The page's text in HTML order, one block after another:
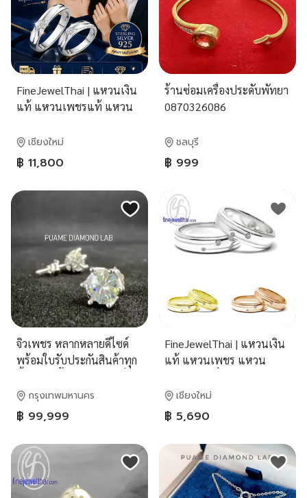
FineJewelThai | แหวนเงิน
แท้ แหวนเพชรแท้ แหวน
เชียงใหม่
฿ 11,800
ร้านซ่อมเครื่องประดับพัทยา
0870326086
ชลบุรี
฿ 999
จิวเพชร หลากหลายดีไซด์
พร้อมใบรับประกันสินค้าทุก
ทำออกแบบได้ตามที่
ต้องการ(095-8894732)
กรุงเทพมหานคร
฿ 99,999
FineJewelThai | แหวนเงิน
แท้ แหวนเพชร แหวน
แท้ RC3081cz
เชียงใหม่
฿ 5,690